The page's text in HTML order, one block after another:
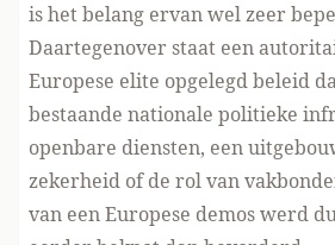
is het belang ervan wel zeer
Daartegenover staat een
Europese elite opgelegd beleid
bestaande nationale politieke
openbare diensten, een
zekerheid of de rol van
van een Europese demos werd